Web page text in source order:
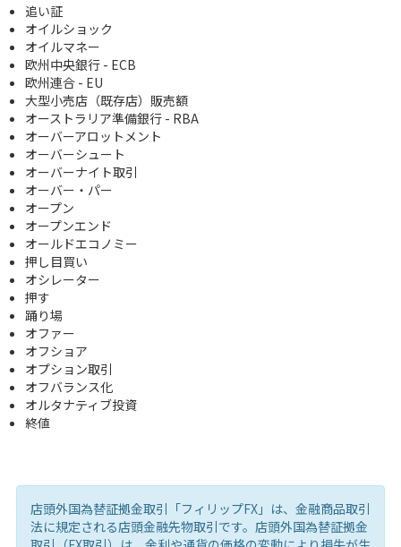
追い証
オイルショック
オイルマネー
欧州中央銀行 - ECB
欧州連合 - EU
大型小売店（既存店）販売額
オーストラリア準備銀行 - RBA
オーバーアロットメント
オーバーシュート
オーバーナイト取引
オーバー・パー
オープン
オープンエンド
オールドエコノミー
押し目買い
オシレーター
押す
踊り場
オファー
オフショア
オプション取引
オフバランス化
オルタナティブ投資
終値
店頭外国為替証拠金取引「フィリップFX」は、金融商品取引
法に規定される店頭金融先物取引です。店頭外国為替証拠金